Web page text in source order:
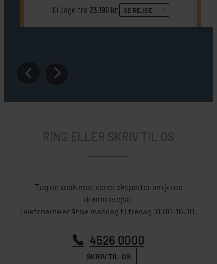
10 dage fra23.190 kr. SE REJSE
RING ELLER SKRIV TIL OS
Tag en snak med vores eksperter om jeres
drømmerejse.
Telefonerne er åbne mandag til fredag 10.00-16.00.
4526 0000
SKRIV TIL OS